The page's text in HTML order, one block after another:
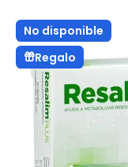
No disponible
Regalo